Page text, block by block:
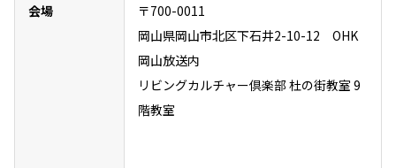
会場
〒700-0011
岡山県岡山市北区下石井2-10-12 OHK
岡山放送内
リビングカルチャー倶楽部 杜の街教室 9
階教室